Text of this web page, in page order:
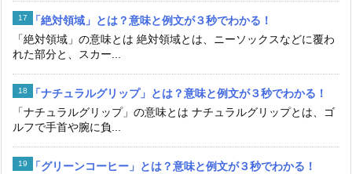
「絶対領域」とは？意味と例文が３秒でわかる！
「絶対領域」の意味とは 絶対領域とは、ニーソックスなどに覆わ
れた部分と、スカー...
「ナチュラルグリップ」とは？意味と例文が３秒でわかる！
「ナチュラルグリップ」の意味とは ナチュラルグリップとは、ゴ
ルフで手首や腕に負...
「グリーンコーヒー」とは？意味と例文が３秒でわかる！